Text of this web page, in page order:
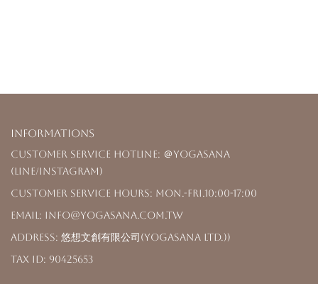
Informations
Customer Service Hotline: ＠yogasana
(LINE/Instagram)
Customer Service Hours: Mon.-Fri.10:00-17:00
Email: info@yogasana.com.tw
Address: 悠想文創有限公司(YOGASANA Ltd.))
Tax ID: 90425653